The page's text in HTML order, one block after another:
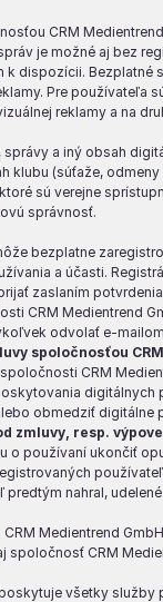
CRM
je možné aj bez
dispozícii.
Pre používateľa
reklamy a na
správy a iný obsah
klubu (súťaže, odmeny
sú verejne
správnosť.
bezplatne
a účasti.
zaslaním
CRM Medientrend
odvolať e-
spoločnosťou
CRM
obmedziť digitálne
zmluvy, resp.
o používaní ukončiť
nahral,
Medientrend
spoločnosť CRM
všetky